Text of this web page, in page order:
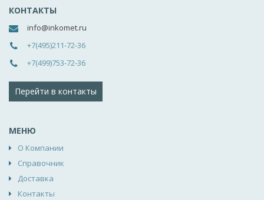
КОНТАКТЫ
info@inkomet.ru
+7(495)211-72-36
+7(499)753-72-36
Перейти в контакты
МЕНЮ
О Компании
Справочник
Доставка
Контакты